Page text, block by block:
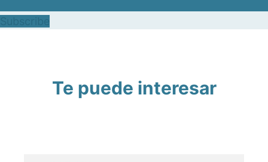
Te puede interesar